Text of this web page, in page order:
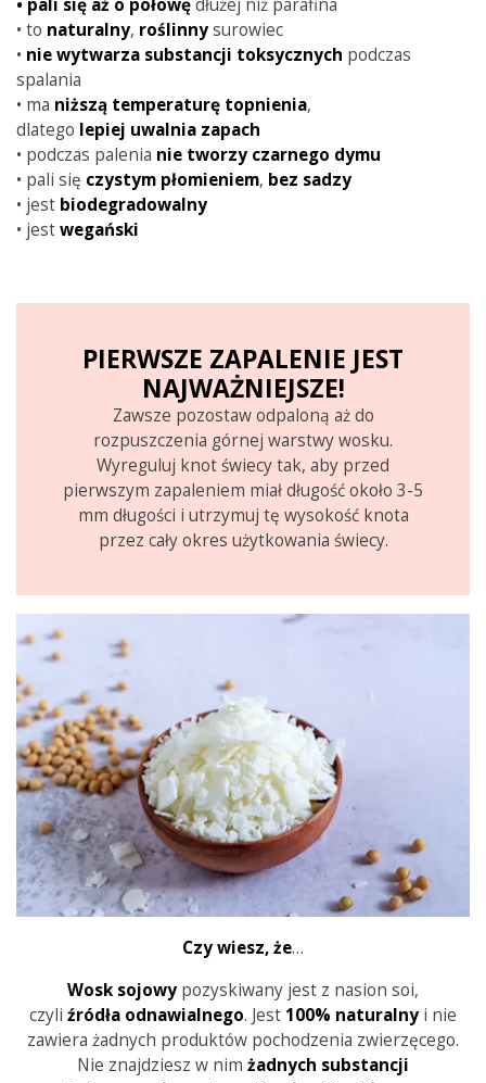
• to naturalny, roślinnysurowiec
• nie wytwarza substancji toksycznych podczas
spalania
• ma niższą temperaturę topnienia,
dlatego lepiej uwalnia zapach
• podczas palenia nie tworzy czarnego dymu
• pali się czystym płomieniem, bez sadzy
• jest biodegradowalny
• jestwegański
PIERWSZE ZAPALENIE JEST
NAJWAŻNIEJSZE!
Zawsze pozostaw odpaloną aż do
rozpuszczenia górnej warstwy wosku.
Wyreguluj knot świecy tak, aby przed
pierwszym zapaleniem miał długość około 3-5
mm długości i utrzymuj tę wysokość knota
przez cały okres użytkowania świecy.
Czy wiesz, że…
Wosk sojowy pozyskiwany jest z nasion soi,
czyli źródła odnawialnego. Jest 100% naturalny i nie
zawiera żadnych produktów pochodzenia zwierzęcego.
Nie znajdziesz w nim żadnych substancji